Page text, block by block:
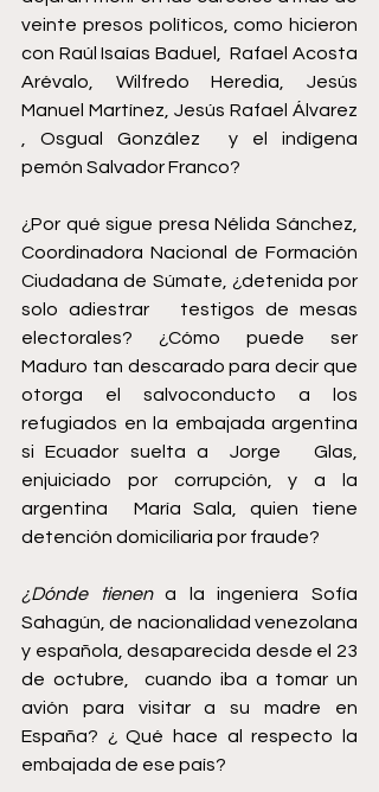
veinte presos políticos, como hicieron
con Raúl Isaías Baduel,  Rafael Acosta
Arévalo, Wilfredo Heredia, Jesús
Manuel Martínez, Jesús Rafael Álvarez
, Osgual González  y el indígena
pemón Salvador Franco?
¿Por qué sigue presa Nélida Sánchez,
Coordinadora Nacional de Formación
Ciudadana de Súmate, ¿detenida por
solo adiestrar   testigos de mesas
electorales? ¿Cómo puede ser
Maduro tan descarado para decir que
otorga el salvoconducto a los
refugiados en la embajada argentina
si Ecuador suelta a  Jorge   Glas,
enjuiciado por corrupción, y a la
argentina  María Sala, quien tiene
detención domiciliaria por fraude?
¿Dónde tienen a la ingeniera Sofía
Sahagún, de nacionalidad venezolana
y española, desaparecida desde el 23
de octubre,  cuando iba a tomar un
avión para visitar a su madre en
España? ¿ Qué hace al respecto la
embajada de ese país?